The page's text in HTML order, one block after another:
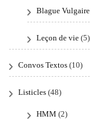
Blague Vulgaire
Leçon de vie (5)
Convos Textos (10)
Listicles (48)
HMM (2)